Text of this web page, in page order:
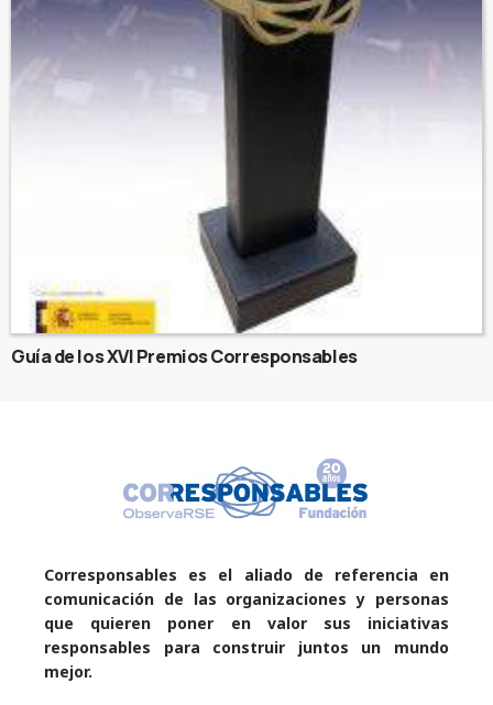
Guía de los XVI Premios Corresponsables
Corresponsables es el aliado de referencia en
comunicación de las organizaciones y personas
que quieren poner en valor sus iniciativas
responsables para construir juntos un mundo
mejor.